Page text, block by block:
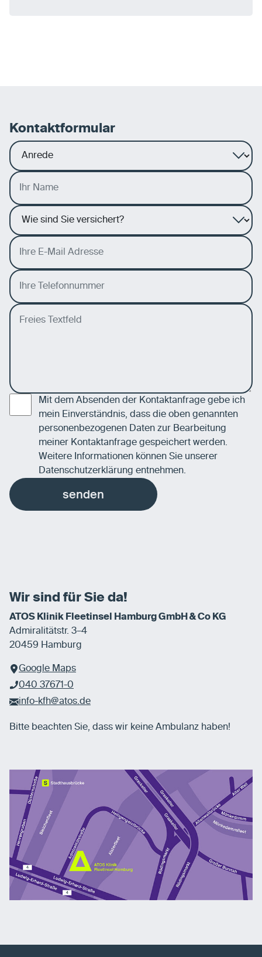
Kontaktformular
Mit dem Absenden der Kontaktanfrage gebe ich
mein Einverständnis, dass die oben genannten
personenbezogenen Daten zur Bearbeitung
meiner Kontaktanfrage gespeichert werden.
Weitere Informationen können Sie unserer
Datenschutzerklärung entnehmen.
senden
Wir sind für Sie da!
ATOS Klinik Fleetinsel Hamburg GmbH & Co KG
Admiralitätstr. 3–4
20459 Hamburg
Google Maps
040 37671-0
info-kfh@atos.de
Bitte beachten Sie, dass wir keine Ambulanz haben!